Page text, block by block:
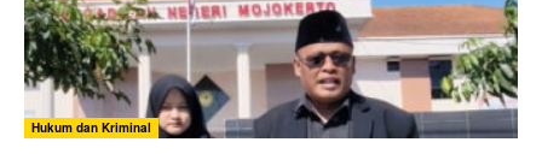
Hukum dan Kriminal